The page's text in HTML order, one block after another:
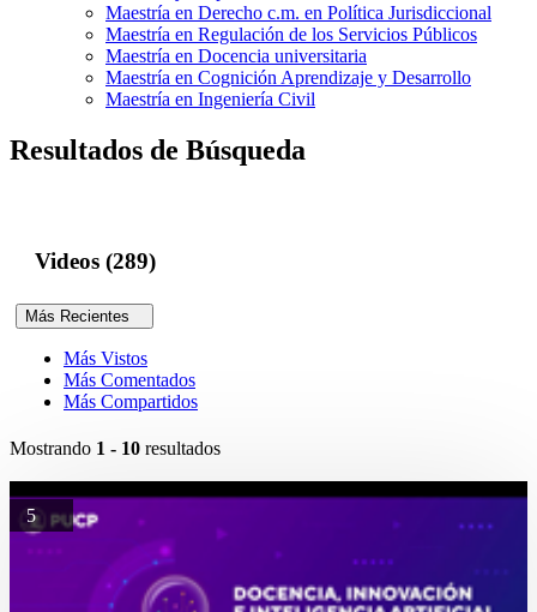
Maestría en Derecho c.m. en Política Jurisdiccional
Maestría en Regulación de los Servicios Públicos
Maestría en Docencia universitaria
Maestría en Cognición Aprendizaje y Desarrollo
Maestría en Ingeniería Civil
Resultados de Búsqueda
Videos (289)
Más Recientes
Más Vistos
Más Comentados
Más Compartidos
Mostrando 1 - 10 resultados
5